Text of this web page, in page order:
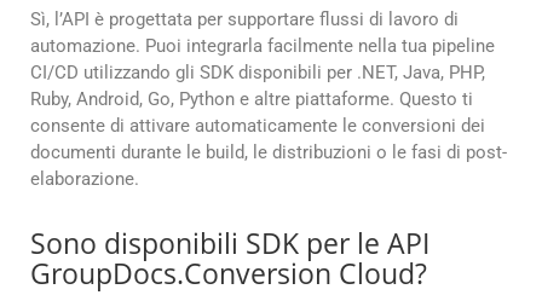
Sì, l’API è progettata per supportare flussi di lavoro di
automazione. Puoi integrarla facilmente nella tua pipeline
CI/CD utilizzando gli SDK disponibili per .NET, Java, PHP,
Ruby, Android, Go, Python e altre piattaforme. Questo ti
consente di attivare automaticamente le conversioni dei
documenti durante le build, le distribuzioni o le fasi di post-
elaborazione.
Sono disponibili SDK per le API
GroupDocs.Conversion Cloud?